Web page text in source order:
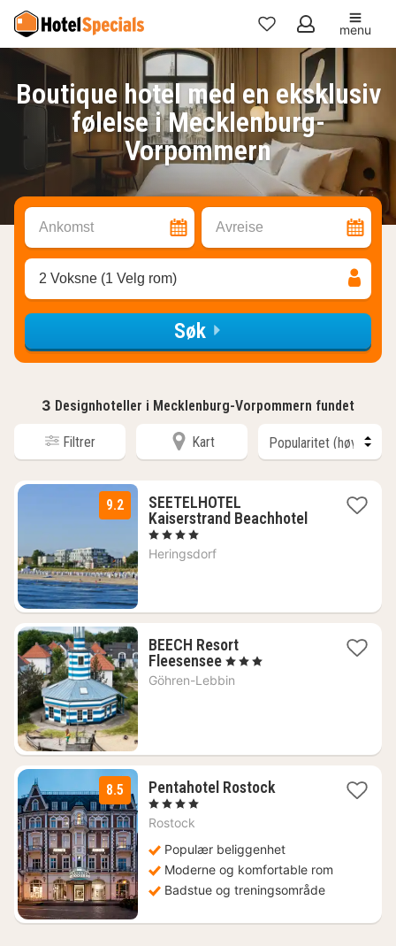
Mine
favoritter
menu
Boutique hotel med en eksklusiv
følelse i Mecklenburg-
Vorpommern
Ankomst Avreise
2 Voksne (1 Velg rom)
Søk
3 Designhoteller i Mecklenburg-Vorpommern fundet
Filtrer Kart
9.2
SEETELHOTEL
Kaiserstrand Beachhotel1
, 4 Stjerner
Heringsdorf
BEECH Resort
Fleesensee1
natt
, 3 Stjerner
Göhren-Lebbin
8.5 Pentahotel Rostock1
kr.
, 4 Stjerner
Rostock
Populær beliggenhet
Moderne og komfortable rom
Badstue og treningsområde